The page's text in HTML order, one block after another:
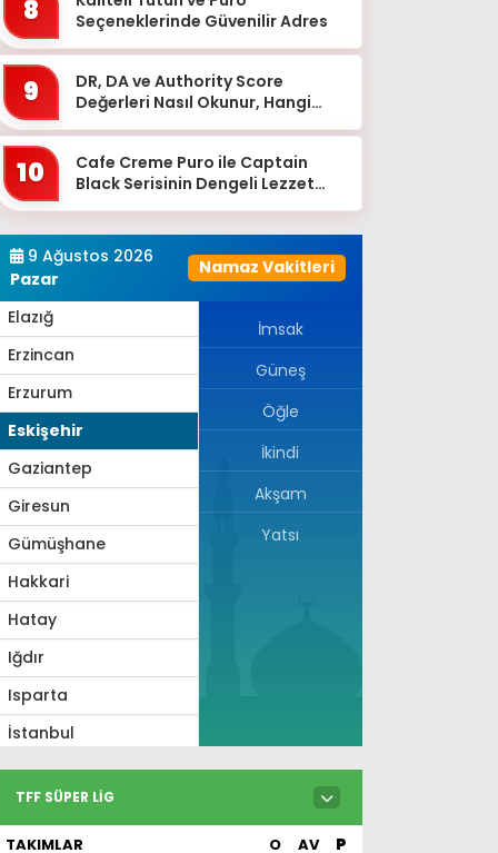
8
Seçeneklerinde Güvenilir Adres
9
DR, DA ve Authority Score
Değerleri Nasıl Okunur, Hangi
10
Cafe Creme Puro ile Captain
Black Serisinin Dengeli Lezzet
9 Ağustos 2026
Pazar
Namaz Vakitleri
Bursa
Çanakkale
Çankırı
Çorum
Denizli
Diyarbakır
Düzce
Edirne
Elazığ
Erzincan
Erzurum
Eskişehir
Gaziantep
Giresun
Gümüşhane
Hakkari
Hatay
Iğdır
Isparta
İstanbul
İzmir
Kahramanmaraş
Karabük
İmsak
Güneş
Öğle
İkindi
Akşam
Yatsı
TFF SÜPER LIG
TAKIMLAR O AV P